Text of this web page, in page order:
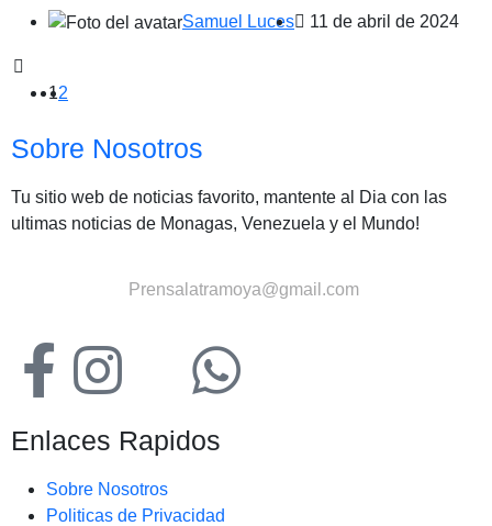
Samuel Luces 11 de abril de 2024
12
Sobre Nosotros
Tu sitio web de noticias favorito, mantente al Dia con las
ultimas noticias de Monagas, Venezuela y el Mundo!
Prensalatramoya@gmail.com
Enlaces Rapidos
Sobre Nosotros
Politicas de Privacidad